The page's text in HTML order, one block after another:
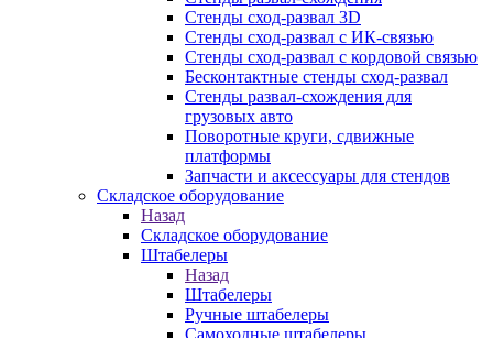
Стенды сход-развал 3D
Стенды сход-развал с ИК-связью
Стенды сход-развал с кордовой связью
Бесконтактные стенды сход-развал
Стенды развал-схождения для
грузовых авто
Поворотные круги, сдвижные
платформы
Запчасти и аксессуары для стендов
Складское оборудование
Назад
Складское оборудование
Штабелеры
Назад
Штабелеры
Ручные штабелеры
Самоходные штабелеры